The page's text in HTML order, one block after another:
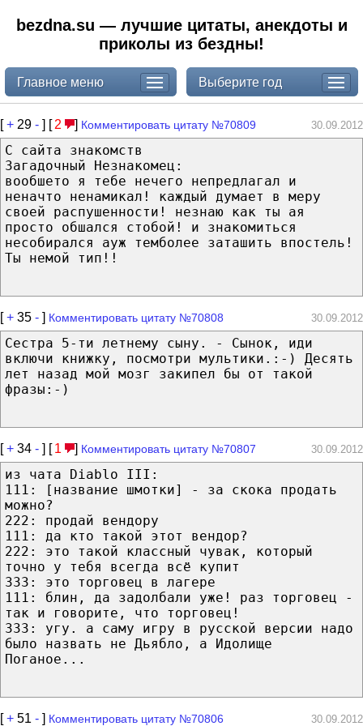
bezdna.su — лучшие цитаты, анекдоты и
приколы из бездны!
Главное меню Выберите год
[+ 29 - ] [ 2 ] Комментировать цитату №70809 30.09.2012
С сайта знакомств
Загадочный Незнакомец:
вообшето я тебе нечего непредлагал и
неначто ненамикал! каждый думает в меру
своей распушенности! незнаю как ты ая
просто обшался стобой! и знакомиться
несобирался ауж темболее заташить впостель!
Ты немой тип!!
[+ 35 - ] Комментировать цитату №70808 30.09.2012
Сестра 5-ти летнему сыну. - Сынок, иди
включи книжку, посмотри мультики.:-) Десять
лет назад мой мозг закипел бы от такой
фразы:-)
[+ 34 - ] [ 1 ] Комментировать цитату №70807 30.09.2012
из чата Diablo III:
111: [название шмотки] - за скока продать
можно?
222: продай вендору
111: да кто такой этот вендор?
222: это такой классный чувак, который
точно у тебя всегда всё купит
333: это торговец в лагере
111: блин, да задолбали уже! раз торговец -
так и говорите, что торговец!
333: угу. а саму игру в русской версии надо
было назвать не Дьябло, а Идолище
Поганое...
[+ 51 - ] Комментировать цитату №70806 30.09.2012